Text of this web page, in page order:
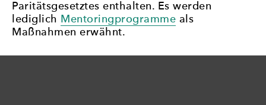
Paritätsgesetztes enthalten. Es werden
lediglich Mentoringprogramme als
Maßnahmen erwähnt.